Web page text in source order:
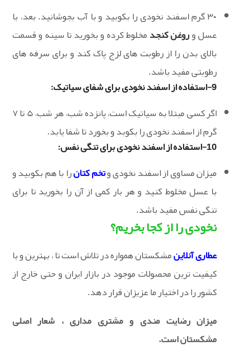
۳۰ گرم اسفند نخودی را بکوبید و با آب بجوشانید. بعد، با
عسل وروغن کنجدمخلوط کرده و بخورید تا سینه و قسمت
بالای بدن را از رطوبت های لزج پاک کند و برای سرفه های
رطوبتی مفید باشد.
9-استفاده از اسفند نخودی برای شفای سیاتیک:
اگر کسی مبتلا به سیاتیک است، پانزده شب، هر شب، ۵ تا ۷
گرم از اسفند نخودی را بکوبد و بخورد تا شفا یابد.
10-استفاده از اسفند نخودی برای تنگی نفس:
میزان مساوی از اسفند نخودی وتخم کتانرا با هم بکوبید و
با عسل مخلوط کنید و هر بار کمی از آن را بخورید تا برای
تنگی نفس مفید باشد.
نخودی را از کجا بخریم؟
عطاری آنلاینمشکستان همواره در تلاش است تا ، بهترین و با
کیفیت ترین محصولات موجود در بازار ایران و حتی خارج از
کشور را در اختیار ما عزیزان قرار دهد.
میزان رضایت مندی و مشتری مداری ، شعار اصلی
مشکستان است.